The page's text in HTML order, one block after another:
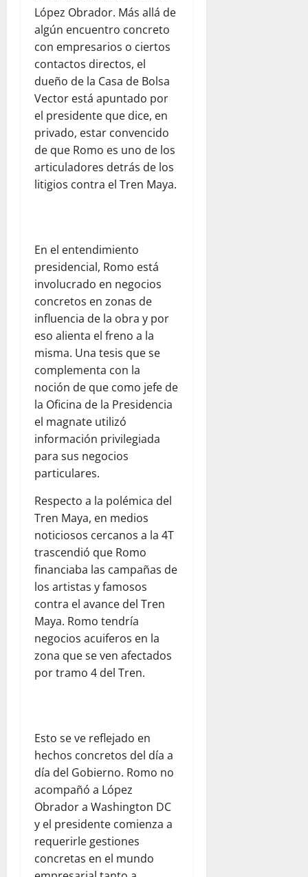
López Obrador. Más allá de
algún encuentro concreto
con empresarios o ciertos
contactos directos, el
dueño de la Casa de Bolsa
Vector está apuntado por
el presidente que dice, en
privado, estar convencido
de que Romo es uno de los
articuladores detrás de los
litigios contra el Tren Maya.
En el entendimiento
presidencial, Romo está
involucrado en negocios
concretos en zonas de
influencia de la obra y por
eso alienta el freno a la
misma. Una tesis que se
complementa con la
noción de que como jefe de
la Oficina de la Presidencia
el magnate utilizó
información privilegiada
para sus negocios
particulares.
Respecto a la polémica del
Tren Maya, en medios
noticiosos cercanos a la 4T
trascendió que Romo
financiaba las campañas de
los artistas y famosos
contra el avance del Tren
Maya. Romo tendría
negocios acuiferos en la
zona que se ven afectados
por tramo 4 del Tren.
Esto se ve reflejado en
hechos concretos del día a
día del Gobierno. Romo no
acompañó a López
Obrador a Washington DC
y el presidente comienza a
requerirle gestiones
concretas en el mundo